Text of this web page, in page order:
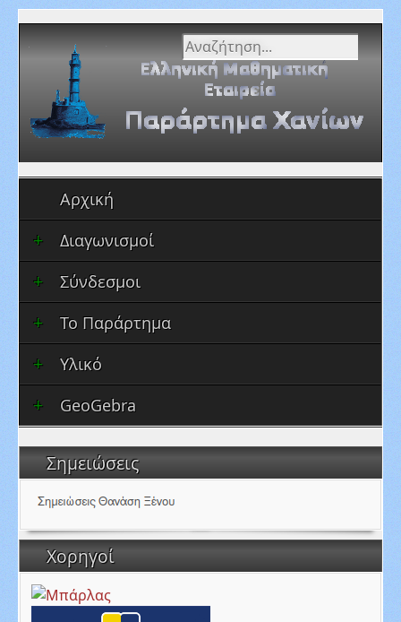
Αναζήτηση...
Αρχική
Διαγωνισμοί
Σύνδεσμοι
Το Παράρτημα
Υλικό
GeoGebra
Σημειώσεις
Χορηγοί